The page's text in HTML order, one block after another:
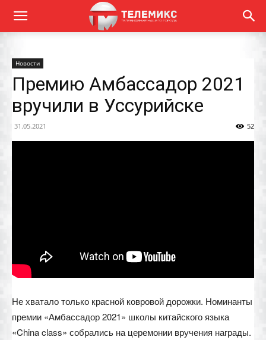
Новости
Премию Амбассадор 2021
вручили в Уссурийске
31.05.2021 52
Не хватало только красной ковровой дорожки. Номинанты
премии «Амбассадор 2021» школы китайского языка
«China class» собрались на церемонии вручения награды.